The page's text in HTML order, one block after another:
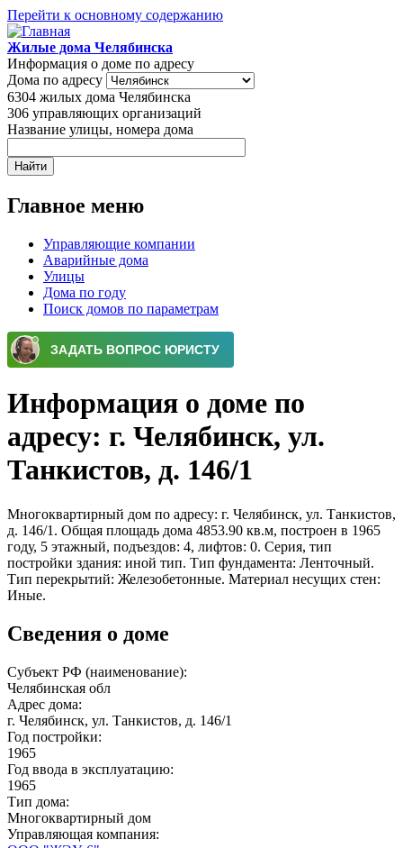
Перейти к основному содержанию
Жилые дома Челябинска
Информация о доме по адресу
Дома по адресу
6304 жилых дома Челябинска
306 управляющих организаций
Название улицы, номера дома
Главное меню
Управляющие компании
Аварийные дома
Улицы
Дома по году
Поиск домов по параметрам
Информация о доме по
адресу: г. Челябинск, ул.
Танкистов, д. 146/1
Многоквартирный дом по адресу: г. Челябинск, ул. Танкистов,
д. 146/1. Общая площадь дома 4853.90 кв.м, построен в 1965
году, 5 этажный, подъездов: 4, лифтов: 0. Серия, тип
постройки здания: иной тип. Тип фундамента: Ленточный.
Тип перекрытий: Железобетонные. Материал несущих стен:
Иные.
Сведения о доме
Субъект РФ (наименование):
Челябинская обл
Адрес дома:
г. Челябинск, ул. Танкистов, д. 146/1
Год постройки:
1965
Год ввода в эксплуатацию:
1965
Тип дома:
Многоквартирный дом
Управляющая компания: